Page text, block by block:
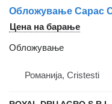
Цена на барање
Обложување
Романија, Cristesti